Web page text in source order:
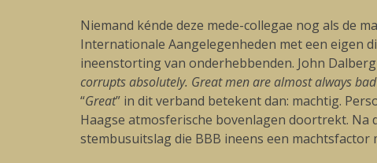
Niemand kénde deze mede-collegae nog als de
Internationale Aangelegenheden met een eigen
ineenstorting van onderhebbenden. John
corrupts absolutely. Great men are almost always
“Great” in dit verband betekent dan: machtig.
Haagse atmosferische bovenlagen doortrekt. Na
stembusuitslag die BBB ineens een